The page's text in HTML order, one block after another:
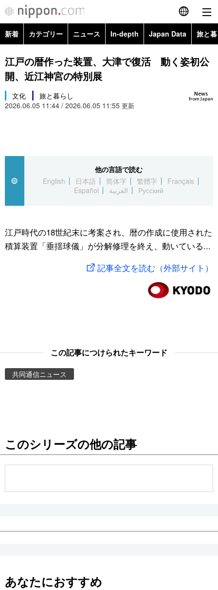
English
简体字
Русский
カテゴリー
国際
社会
文化
アーカイブ
Japan Data
旅と暮らし
動画/Live
People
公式SNS
新着 カテゴリー ニュース In-depth Japan Data 旅と
政治・外交
経済・ビジネス
国際・海外
文化
科学・技術
暮らし
スポーツ・東京2020
Topics
江戸の暦作った装置、大津で復活 動く姿初公
開、近江神宮の特別展
News
from Japan
文化
旅と暮らし
2026.06.05 11:44 / 2026.06.05 11:55 更新
他の言語で読む
English
日本語 简体字 繁體字
Français
Español
العربية Русский
江戸時代の18世紀末に考案され、暦の作成に使用された
積算装置「垂揺球儀」が分解修理を終え、動いている...
記事全文を読む（外部サイト）
この記事につけられたキーワード
共同通信ニュース
このシリーズの他の記事
あなたにおすすめ